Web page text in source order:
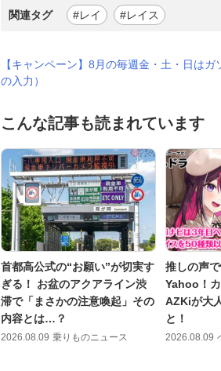
関連タグ #レイ #レイス
【キャンペーン】8月の毎週金・土・日は
の入力）
こんな記事も読まれています
首都高公式の“お願い”が切実す
ぎる！ お盆のアクアライン渋
滞で「まさかの注意喚起」その
内容とは…？
2026.08.09 乗りものニュース
推しの声
Yahoo！
AZKiが大
と！
2026.08.09